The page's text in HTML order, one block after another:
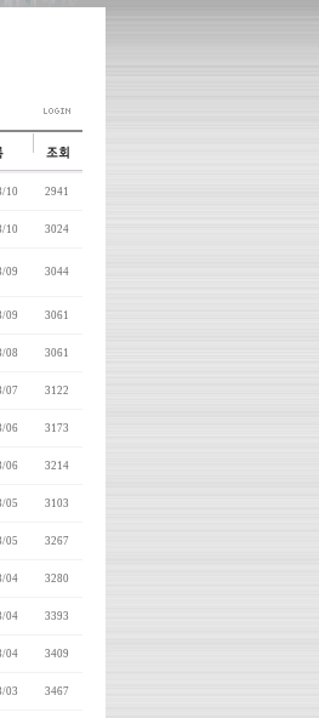
10 2941
10 3024
09 3044
09 3061
08 3061
07 3122
06 3173
06 3214
05 3103
05 3267
04 3280
04 3393
04 3409
03 3467